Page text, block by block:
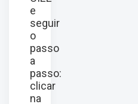
e
seguir
o
passo
a
passo:
clicar
na